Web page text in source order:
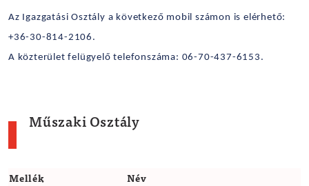
Az Igazgatási Osztály a következő mobil számon is elérhető:
+36-30-814-2106.
A közterület felügyelő telefonszáma: 06-70-437-6153.
Műszaki Osztály
Mellék Név